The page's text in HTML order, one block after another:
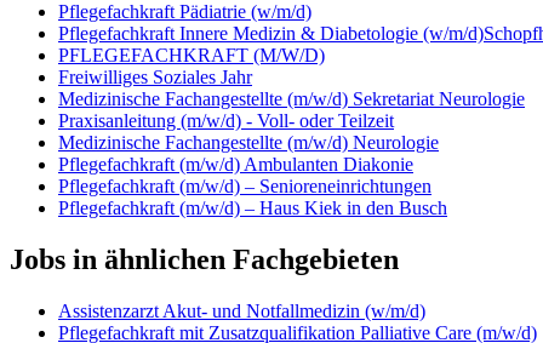
Pflegefachkraft Pädiatrie (w/m/d)
Pflegefachkraft Innere Medizin & Diabetologie (w/m/
PFLEGEFACHKRAFT (M/W/D)
Freiwilliges Soziales Jahr
Medizinische Fachangestellte (m/w/d) Sekretariat Neurologie
Praxisanleitung (m/w/d) - Voll- oder Teilzeit
Medizinische Fachangestellte (m/w/d) Neurologie
Pflegefachkraft (m/w/d) Ambulanten Diakonie
Pflegefachkraft (m/w/d) – Senioreneinrichtungen
Pflegefachkraft (m/w/d) – Haus Kiek in den Busch
Jobs in ähnlichen Fachgebieten
Assistenzarzt Akut- und Notfallmedizin (w/m/d)
Pflegefachkraft mit Zusatzqualifikation Palliative Care (m/w/d)